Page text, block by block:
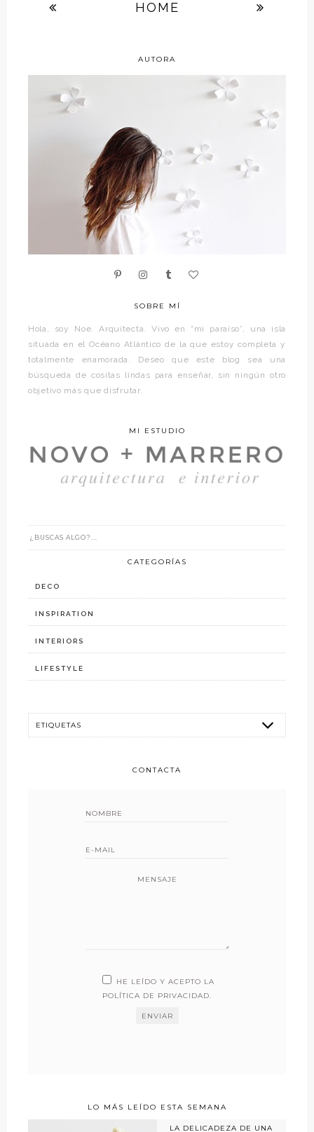
HOME
AUTORA
SOBRE MÍ
Hola, soy Noe. Arquitecta. Vivo en “mi paraíso”, una isla
situada en el Océano Atlántico de la que estoy completa y
totalmente enamorada. Deseo que este blog sea una
búsqueda de cositas lindas para enseñar, sin ningún otro
objetivo más que disfrutar.
MI ESTUDIO
CATEGORÍAS
DECO
INSPIRATION
INTERIORS
LIFESTYLE
CONTACTA
MENSAJE
HE LEÍDO Y ACEPTO LA
POLÍTICA DE PRIVACIDAD.
LO MÁS LEÍDO ESTA SEMANA
LA DELICADEZA DE UNA